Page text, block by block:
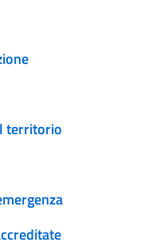
territorio